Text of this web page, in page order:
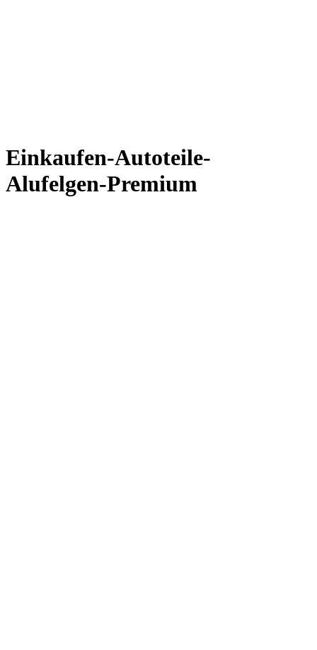
Einkaufen-Autoteile-
Alufelgen-Premium